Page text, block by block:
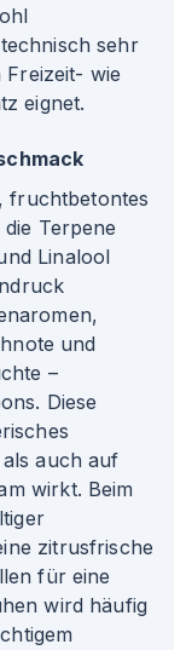
sehr
wie
eignet.
fruchtbetontes
Terpene
Linalool
und
–
Diese
auch auf
wirkt. Beim
zitrusfrische
für eine
wird häufig